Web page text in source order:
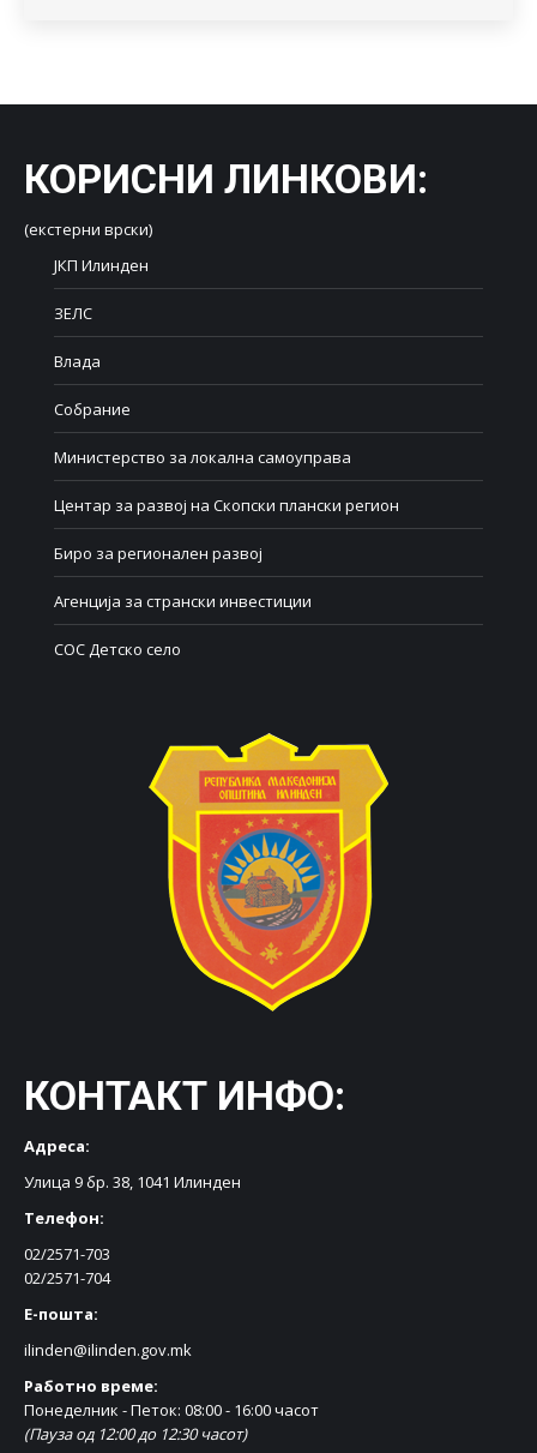
КОРИСНИ ЛИНКОВИ:
(екстерни врски)
ЈКП Илинден
ЗЕЛС
Влада
Собрание
Министерство за локална самоуправа
Центар за развој на Скопски плански регион
Биро за регионален развој
Агенција за странски инвестиции
СОС Детско село
КОНТАКТ ИНФО:
Адреса:
Улица 9 бр. 38, 1041 Илинден
Телефон:
02/2571-703
02/2571-704
Е-пошта:
ilinden@ilinden.gov.mk
Работно време:
Понеделник - Петок: 08:00 - 16:00 часот
(Пауза од 12:00 до 12:30 часот)